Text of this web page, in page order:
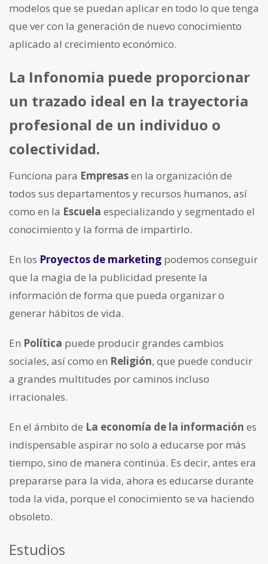
modelos que se puedan aplicar en todo lo que tenga
que ver con la generación de nuevo conocimiento
aplicado al crecimiento económico.
La Infonomia puede proporcionar
un trazado ideal en la trayectoria
profesional de un individuo o
colectividad.
Funciona para Empresasen la organización de
todos sus departamentos y recursos humanos, así
como en la Escuela especializando y segmentado el
conocimiento y la forma de impartirlo.
En los Proyectos de marketing podemos conseguir
que la magia de la publicidad presente la
información de forma que pueda organizar o
generar hábitos de vida.
En Política puede producir grandes cambios
sociales, así como en Religión, que puede conducir
a grandes multitudes por caminos incluso
irracionales.
En el ámbito de La economía de la información es
indispensable aspirar no solo a educarse por más
tiempo, sino de manera continúa. Es decir, antes era
prepararse para la vida, ahora es educarse durante
toda la vida, porque el conocimiento se va haciendo
obsoleto.
Estudios